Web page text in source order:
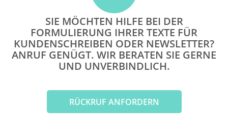
SIE MÖCHTEN HILFE BEI DER
FORMULIERUNG IHRER TEXTE FÜR
KUNDENSCHREIBEN ODER NEWSLETTER?
ANRUF GENÜGT. WIR BERATEN SIE GERNE
UND UNVERBINDLICH.
RÜCKRUF ANFORDERN